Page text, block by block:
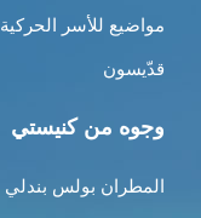
مواضيع للأسر الحركية
قدّيسون
وجوه من كنيستي
المطران بولس بندلي